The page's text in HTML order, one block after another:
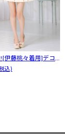
伊藤桃々着用]デコ
込)